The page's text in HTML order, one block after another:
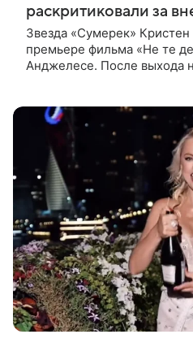
раскритиковали за
Звезда «Сумерек»
премьере фильма «Не те
Анджелесе. После выхода